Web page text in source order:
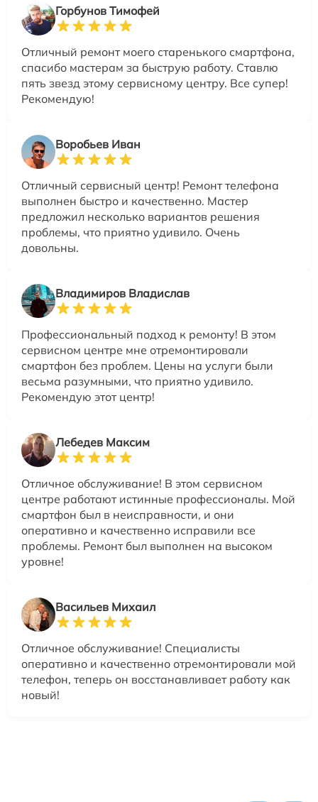
Горбунов Тимофей
Отличный ремонт моего старенького смартфона,
спасибо мастерам за быструю работу. Ставлю
пять звезд этому сервисному центру. Все супер!
Рекомендую!
Воробьев Иван
Отличный сервисный центр! Ремонт телефона
выполнен быстро и качественно. Мастер
предложил несколько вариантов решения
проблемы, что приятно удивило. Очень
довольны.
Владимиров Владислав
Профессиональный подход к ремонту! В этом
сервисном центре мне отремонтировали
смартфон без проблем. Цены на услуги были
весьма разумными, что приятно удивило.
Рекомендую этот центр!
Лебедев Максим
Отличное обслуживание! В этом сервисном
центре работают истинные профессионалы. Мой
смартфон был в неисправности, и они
оперативно и качественно исправили все
проблемы. Ремонт был выполнен на высоком
уровне!
Васильев Михаил
Отличное обслуживание! Специалисты
оперативно и качественно отремонтировали мой
телефон, теперь он восстанавливает работу как
новый!